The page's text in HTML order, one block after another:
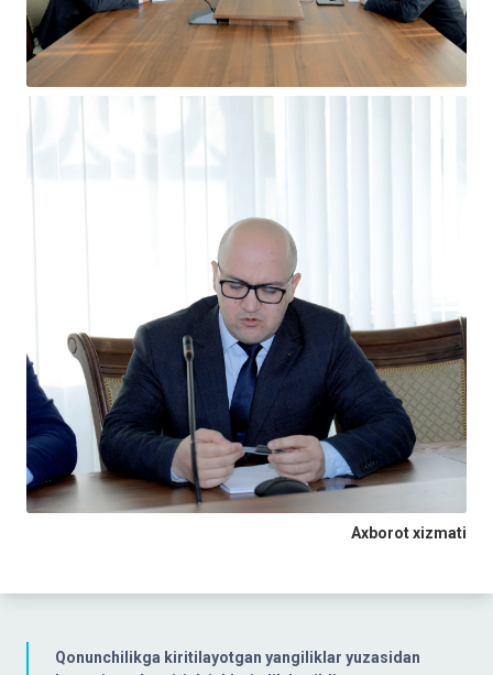
Qonunchilikga kiritilayotgan yangiliklar yuzasidan
Axborot xizmati